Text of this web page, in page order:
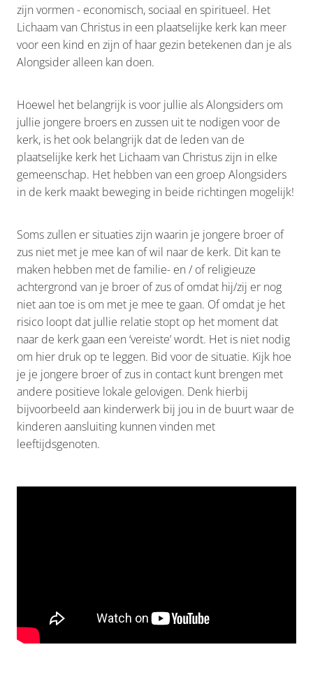
zijn vormen - economisch, sociaal en spiritueel. Het
Lichaam van Christus in een plaatselijke kerk kan meer
voor een kind en zijn of haar gezin betekenen dan je als
Alongsider alleen kan doen.
Hoewel het belangrijk is voor jullie als Alongsiders om
jullie jongere broers en zussen uit te nodigen voor de
kerk, is het ook belangrijk dat de leden van de
plaatselijke kerk het Lichaam van Christus zijn in elke
gemeenschap. Het hebben van een groep Alongsiders
in de kerk maakt beweging in beide richtingen mogelijk!
Soms zullen er situaties zijn waarin je jongere broer of
zus niet met je mee kan of wil naar de kerk. Dit kan te
maken hebben met de familie- en / of religieuze
achtergrond van je broer of zus of omdat hij/zij er nog
niet aan toe is om met je mee te gaan. Of omdat je het
risico loopt dat jullie relatie stopt op het moment dat
naar de kerk gaan een ‘vereiste’ wordt. Het is niet nodig
om hier druk op te leggen. Bid voor de situatie. Kijk hoe
je je jongere broer of zus in contact kunt brengen met
andere positieve lokale gelovigen. Denk hierbij
bijvoorbeeld aan kinderwerk bij jou in de buurt waar de
kinderen aansluiting kunnen vinden met
leeftijdsgenoten.